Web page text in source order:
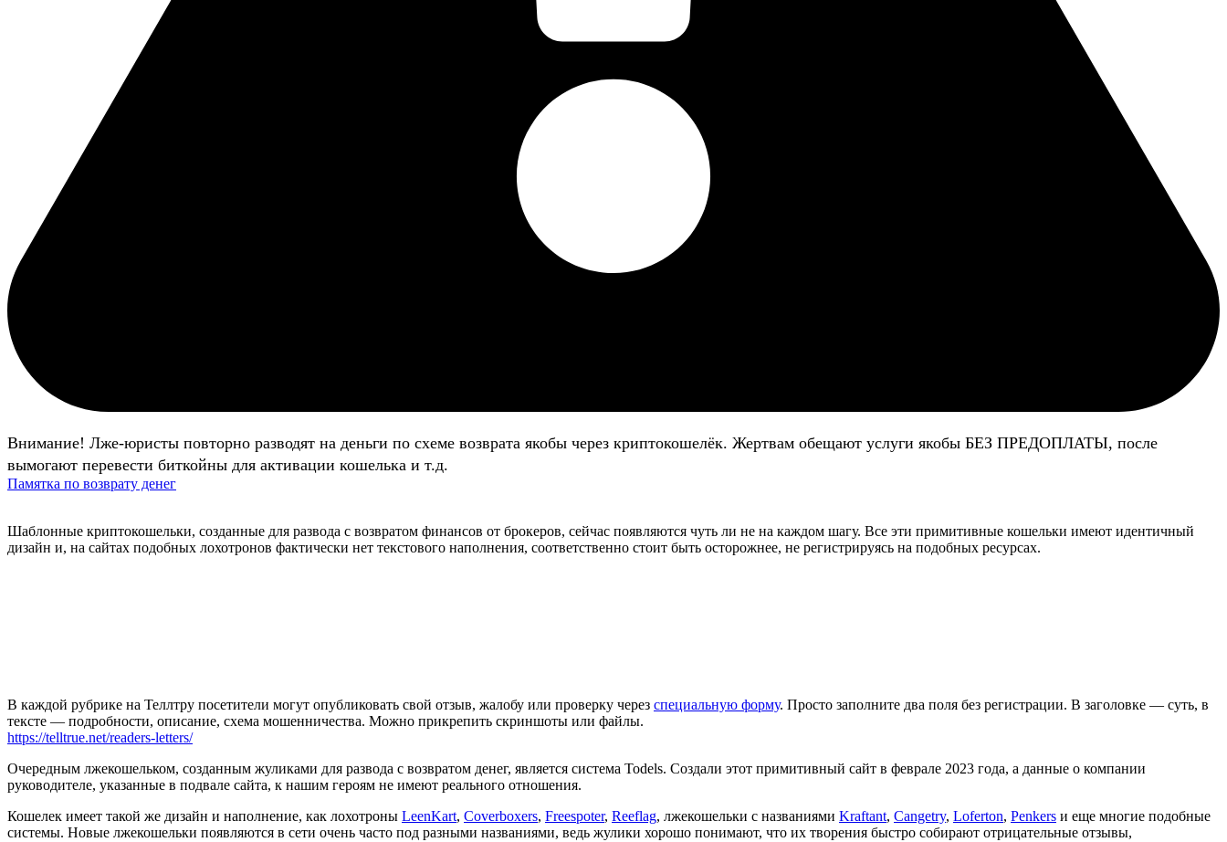
Внимание! Лже-юристы повторно разводят на деньги по схеме возврата якобы через криптокошелёк. Жертвам обещают услуги якобы БЕЗ ПРЕДОПЛАТЫ, после
вымогают перевести биткойны для активации кошелька и т.д.
Памятка по возврату денег
Шаблонные криптокошельки, созданные для развода с возвратом финансов от брокеров, сейчас появляются чуть ли не на каждом шагу. Все эти примитивные кошельки имеют идентичный
дизайн и, на сайтах подобных лохотронов фактически нет текстового наполнения, соответственно стоит быть осторожнее, не регистрируясь на подобных ресурсах.
В каждой рубрике на Теллтру посетители могут опубликовать свой отзыв, жалобу или проверку через специальную форму. Просто заполните два поля без регистрации. В заголовке — суть, в
тексте — подробности, описание, схема мошенничества. Можно прикрепить скриншоты или файлы.
https://telltrue.net/readers-letters/
Очередным лжекошельком, созданным жуликами для развода с возвратом денег, является система Todels. Создали этот примитивный сайт в феврале 2023 года, а данные о компании
руководителе, указанные в подвале сайта, к нашим героям не имеют реального отношения.
Кошелек имеет такой же дизайн и наполнение, как лохотроны LeenKart, Сoverboxers, Freespoter, Reeflag, лжекошельки с названиями Kraftant, Cangetry, Loferton, Penkers и еще многие подобные
системы. Новые лжекошельки появляются в сети очень часто под разными названиями, ведь жулики хорошо понимают, что их творения быстро собирают отрицательные отзывы,